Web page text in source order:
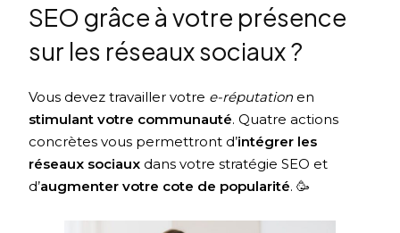
SEO grâce à votre présence
sur les réseaux sociaux ?
Vous devez travailler votre e-réputation en
stimulant votre communauté. Quatre actions
concrètes vous permettront d’intégrer les
réseaux sociaux dans votre stratégie SEO et
d’augmenter votre cote de popularité. 🥳